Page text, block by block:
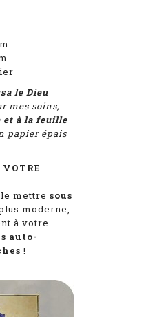
le Dieu
mes soins,
et à la feuille
papier épais
mettre sous
moderne,
à votre
auto-
!